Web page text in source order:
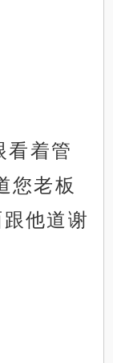
看着管
您老板
他道谢